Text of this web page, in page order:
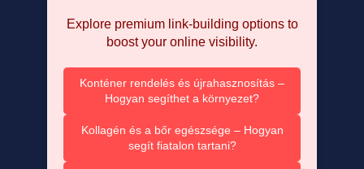
Explore premium link-building options to
boost your online visibility.
Konténer rendelés és újrahasznosítás –
Hogyan segíthet a környezet?
Kollagén és a bőr egészsége – Hogyan
segít fiatalon tartani?